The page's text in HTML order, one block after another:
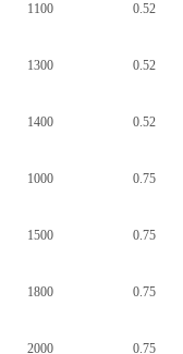
1100 0.52
1300 0.52
1400 0.52
1000 0.75
1500 0.75
1800 0.75
2000 0.75